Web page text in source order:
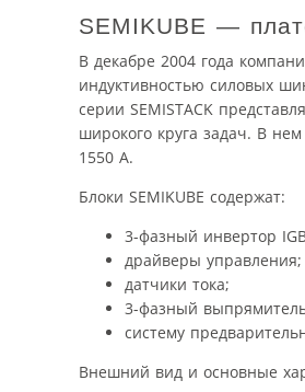
SEMIKUBE —
В декабре 2004 года
индуктивностью силовых
серии SEMISTACK
широкого круга задач. В
1550 А.
Блоки SEMIKUBE содержат:
3-фазный инвертор
драйверы
датчики тока;
3-фазный
систему
Внешний вид и основные